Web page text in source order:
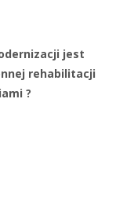
jest
rehabilitacji
?